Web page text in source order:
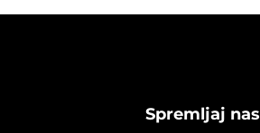
Spremljaj nas